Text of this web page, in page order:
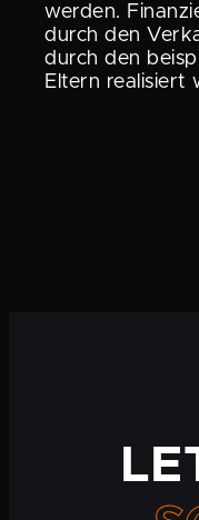
werden.
durch den
durch den
Eltern reali­siert